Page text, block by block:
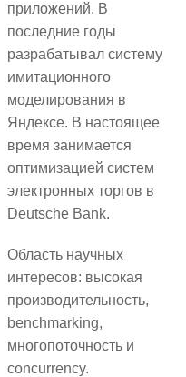
приложений. В
последние годы
разрабатывал систему
имитационного
моделирования в
Яндексе. В настоящее
время занимается
оптимизацией систем
электронных торгов в
Deutsche Bank.
Область научных
интересов: высокая
производительность,
benchmarking,
многопоточность и
concurrency.